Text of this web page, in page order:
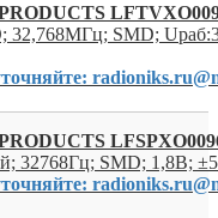
32,768МГц; SMD;
32768Гц; SMD; 1,8В;